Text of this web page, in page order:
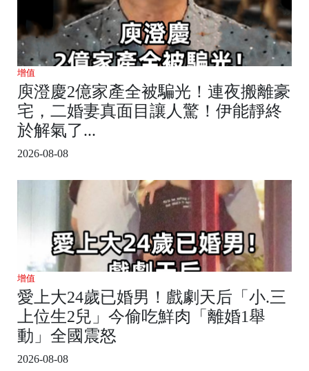
增值
庾澄慶2億家產全被騙光！連夜搬離豪
宅，二婚妻真面目讓人驚！伊能靜終
於解氣了...
2026-08-08
增值
愛上大24歲已婚男！戲劇天后「小.三
上位生2兒」今偷吃鮮肉「離婚1舉
動」全國震怒
2026-08-08